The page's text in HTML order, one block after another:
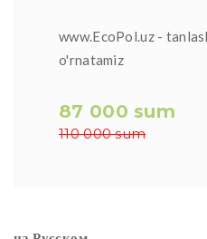
www.EcoPol.uz -
o'rnatamiz
87 000 sum
110 000 sum